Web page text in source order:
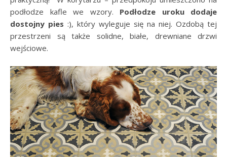
podłodze kafle we wzory. Podłodze uroku dodaje
dostojny pies :), który wyleguje się na niej. Ozdobą tej
przestrzeni są także solidne, białe, drewniane drzwi
wejściowe.